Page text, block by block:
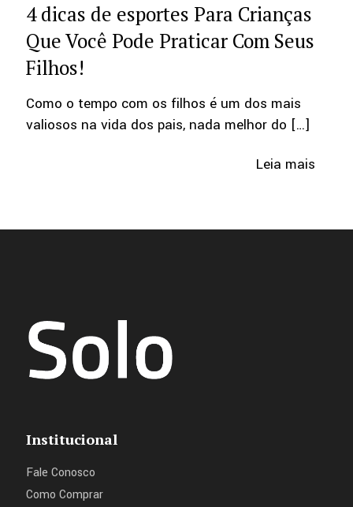
4 dicas de esportes Para Crianças
Que Você Pode Praticar Com Seus
Filhos!
Como o tempo com os filhos é um dos mais
valiosos na vida dos pais, nada melhor do […]
Leia mais
Institucional
Fale Conosco
Como Comprar